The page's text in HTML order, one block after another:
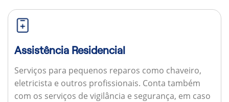
Assistência Residencial
Serviços para pequenos reparos como chaveiro,
eletricista e outros profissionais. Conta também
com os serviços de vigilância e segurança, em caso